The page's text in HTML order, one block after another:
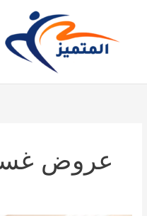
المحتوى
عروض